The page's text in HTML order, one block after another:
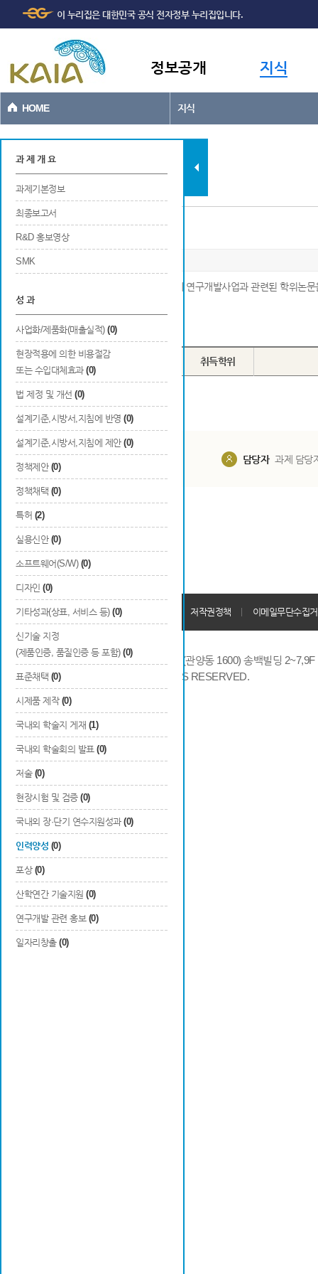
본문바로가기
이 누리집은 대한민국 공식 전자정부 누리집입니다.
정보공개 지식
HOME 지식
과제현황
과 제 개 요
과제기본정보
최종보고서
R&D 홍보영상
SMK
성 과
사업화/제품화(매출실적) (0)
현장적용에 의한 비용절감
또는 수입대체효과 (0)
법 제정 및 개선 (0)
설계기준,시방서,지침에 반영 (0)
설계기준,시방서,지침에 제안 (0)
정책제안 (0)
정책채택 (0)
특허 (2)
실용신안 (0)
소프트웨어(S/W) (0)
디자인 (0)
기타성과(상표, 서비스 등) (0)
신기술 지정
(제품인증, 품질인증 등 포함) (0)
표준채택 (0)
시제품 제작 (0)
국내외 학술지 게재 (1)
국내외 학술회의 발표 (0)
저술 (0)
현장시험 및 검증 (0)
국내외 장·단기 연수지원성과 (0)
인력양성 (0)
포상 (0)
산학연간 기술지원 (0)
연구개발 관련 홍보 (0)
일자리창출 (0)
인력양성
※ 해당 연구개발사업에 참여중 또는 참여 후에 연구개발사업과 관련된 학위논
Total0건
번호 이름 취득학위
담당자 과제 담당
개인정보처리방침 회원가입약관 저작권정책 이메일무단수집
14066 경기도 안양시 동안구 시민대로 286 (관양동 1600) 송백빌딩
COPYRIGHTS © 2014 KAIA, ALL RIGHTS RESERVED.